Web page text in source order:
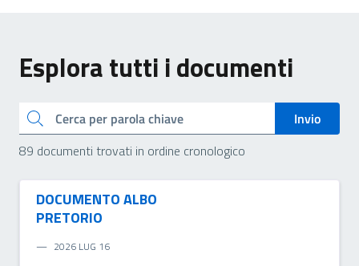
Esplora tutti i documenti
Cerca
Invio
89 documenti trovati in ordine cronologico
DOCUMENTO ALBO
PRETORIO
2026 LUG 16